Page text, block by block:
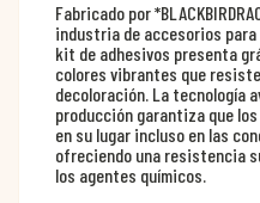
Fabricado por
industria de accesorios
kit de adhesivos presenta
colores vibrantes que
decoloración. La tecnología
producción garantiza que
en su lugar incluso en las
ofreciendo una resistencia
los agentes químicos.